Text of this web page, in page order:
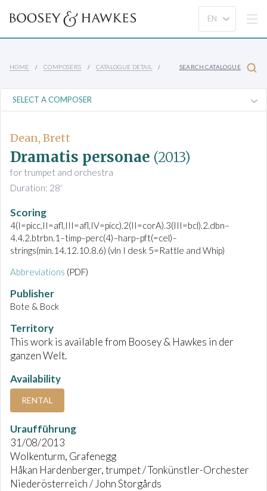
HOME COMPOSERS CATALOGUE DETAIL SEARCH CATALOGUE
Dean, Brett
Dramatis personae (2013)
for trumpet and orchestra
Duration: 28'
Scoring
4(I=picc,II=afl,III=afl,IV=picc).2(II=corA).3(III=bcl).2.dbn–
4.4.2.btrbn.1–timp–perc(4)–harp–pft(=cel)–
strings(min.14.12.10.8.6) (vln I desk 5=Rattle and Whip)
Abbreviations (PDF)
Publisher
Bote & Bock
Territory
This work is available from Boosey & Hawkes in der
ganzen Welt.
Availability
RENTAL
Uraufführung
31/08/2013
Wolkenturm, Grafenegg
Håkan Hardenberger, trumpet / Tonkünstler-Orchester
Niederösterreich / John Storgårds